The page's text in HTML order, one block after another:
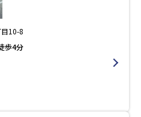
10-8
歩4分